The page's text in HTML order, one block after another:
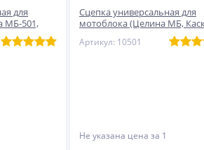
для
МБ-501,
Сцепка универсальная для
мотоблока (Целина МБ,
Артикул: 10501
Не указана цена за 1